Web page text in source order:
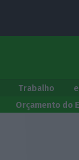
Trabalho
Orçamento do